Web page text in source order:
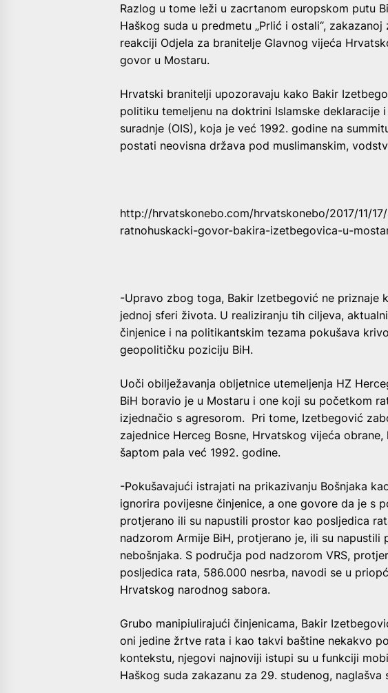
Razlog u tome leži u zacrtanom europskom putu
Haškog suda u predmetu „Prlić i ostali“,
reakciji Odjela za branitelje Glavnog vijeća
govor u Mostaru.
Hrvatski branitelji upozoravaju kako Bakir
politiku temeljenu na doktrini Islamske deklaracije
suradnje (OIS), koja je već 1992. godine na
postati neovisna država pod muslimanskim,
http://hrvatskonebo.com/hrvatskonebo/2017/11/
ratnohuskacki-govor-bakira-izetbegovica-u-
-Upravo zbog toga, Bakir Izetbegović ne priznaje
jednoj sferi života. U realiziranju tih ciljeva,
činjenice i na politikantskim tezama pokušava
geopolitičku poziciju BiH.
Uoči obilježavanja obljetnice utemeljenja HZ
BiH boravio je u Mostaru i one koji su početkom
izjednačio s agresorom. Pri tome, Izetbegović
zajednice Herceg Bosne, Hrvatskog vijeća
šaptom pala već 1992. godine.
-Pokušavajući istrajati na prikazivanju Bošnjaka
ignorira povijesne činjenice, a one govore da je s
protjerano ili su napustili prostor kao posljedica
nadzorom Armije BiH, protjerano je, ili su
nebošnjaka. S područja pod nadzorom VRS,
posljedica rata, 586.000 nesrba, navodi se u
Hrvatskog narodnog sabora.
Grubo manipiulirajući činjenicama, Bakir
oni jedine žrtve rata i kao takvi baštine nekakvo
kontekstu, njegovi najnoviji istupi su u funkciji
Haškog suda zakazanu za 29. studenog, naglašva